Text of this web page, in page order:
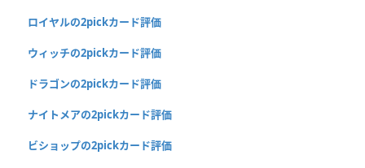
ロイヤルの2pickカード評価
ウィッチの2pickカード評価
ドラゴンの2pickカード評価
ナイトメアの2pickカード評価
ビショップの2pickカード評価